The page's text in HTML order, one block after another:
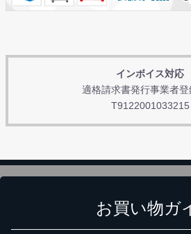
インボイス対応
適格請求書発行事業者
T9122001033215
お買い物ガ